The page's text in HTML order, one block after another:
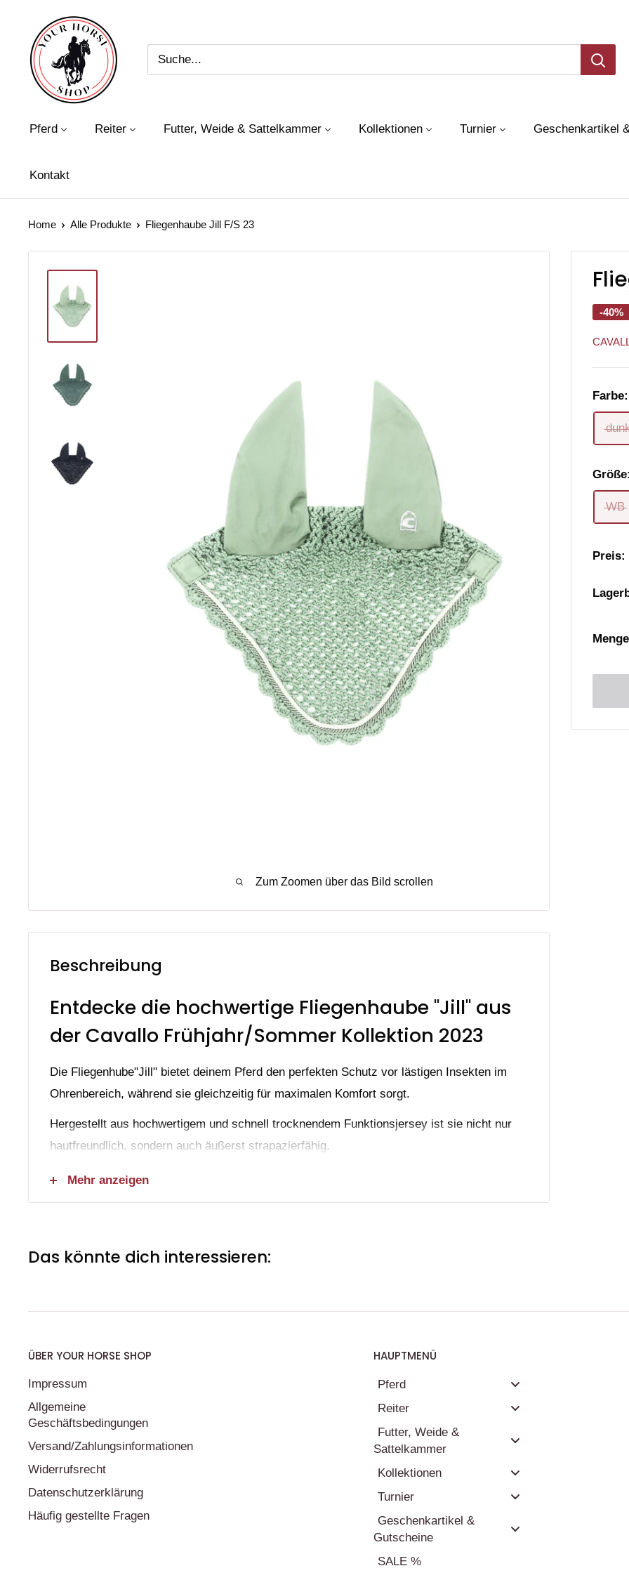
Your
Horse
Shop
Pferd Reiter Futter, Weide & Sattelkammer Kollektionen Turnier Geschenkartikel
Kontakt
Home Alle Produkte Fliegenhaube Jill F/S 23
Zum Zoomen über das Bild scrollen
-40%
Farbe:
Größe:
WB
Preis:
Beschreibung
Entdecke die hochwertige Fliegenhaube "Jill" aus
der Cavallo Frühjahr/Sommer Kollektion 2023
Die Fliegenhube"Jill" bietet deinem Pferd den perfekten Schutz vor lästigen Insekten im
Ohrenbereich, während sie gleichzeitig für maximalen Komfort sorgt.
Hergestellt aus hochwertigem und schnell trocknendem Funktionsjersey ist sie nicht nur
hautfreundlich, sondern auch äußerst strapazierfähig.
Ein besonderes Highlight ist das exklusive Cavallo Steigbügellogo, welches das linke Ohr
bei Ausritten ohne störende Fliegen genießen.
Mehr anzeigen
Das könnte dich interessieren:
ÜBER YOUR HORSE SHOP
Impressum
Allgemeine
Geschäftsbedingungen
Versand/Zahlungsinformationen
Widerrufsrecht
Datenschutzerklärung
Häufig gestellte Fragen
HAUPTMENÜ
Pferd
Reiter
Futter, Weide &
Sattelkammer
Kollektionen
Turnier
Geschenkartikel &
Gutscheine
SALE %